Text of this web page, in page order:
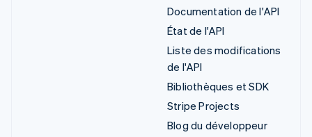
Documentation de l'API
État de l'API
Liste des modifications
de l'API
Bibliothèques et SDK
Stripe Projects
Blog du développeur